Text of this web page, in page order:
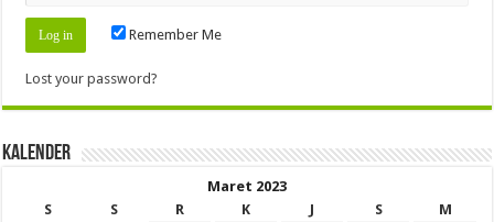
Remember Me
Lost your password?
Kalender
Maret 2023
S
S R K J S
M